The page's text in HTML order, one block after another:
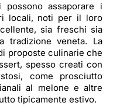
assaporare i
locali, noti per il loro
sia freschi sia
tradizione veneta. La
proposte culinarie che
spesso creati con
come prosciutto
al melone e altre
tipicamente estivo.